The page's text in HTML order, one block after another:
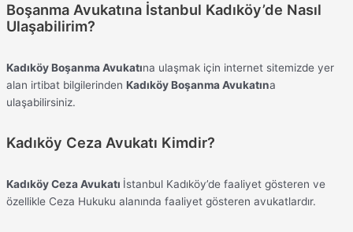
Boşanma Avukatına İstanbul Kadıköy’de Nasıl
Ulaşabilirim?
Kadıköy Boşanma Avukatına ulaşmak için internet sitemizde yer
alan irtibat bilgilerinden Kadıköy Boşanma Avukatına
ulaşabilirsiniz.
Kadıköy Ceza Avukatı Kimdir?
Kadıköy Ceza Avukatı İstanbul Kadıköy’de faaliyet gösteren ve
özellikle Ceza Hukuku alanında faaliyet gösteren avukatlardır.